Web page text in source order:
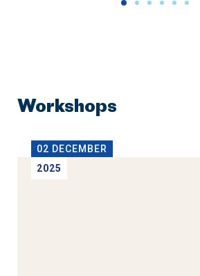
Workshops
02 DECEMBER
2025